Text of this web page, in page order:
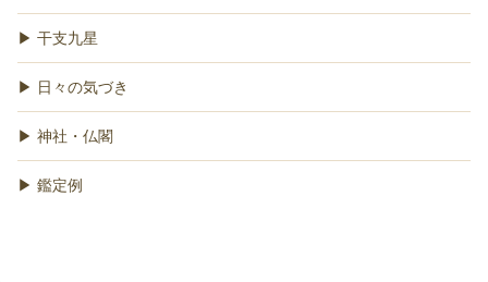
▶ 干支九星
▶ 日々の気づき
▶ 神社・仏閣
▶ 鑑定例